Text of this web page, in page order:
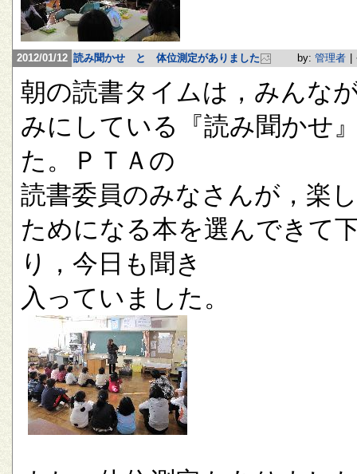
2012/01/12 読み聞かせ と 体位測定がありました by: 管理者
朝の読書タイムは，みんな
みにしている『読み聞かせ
た。ＰＴＡの
読書委員のみなさんが，楽
ためになる本を選んできて
り，今日も聞き
入っていました。